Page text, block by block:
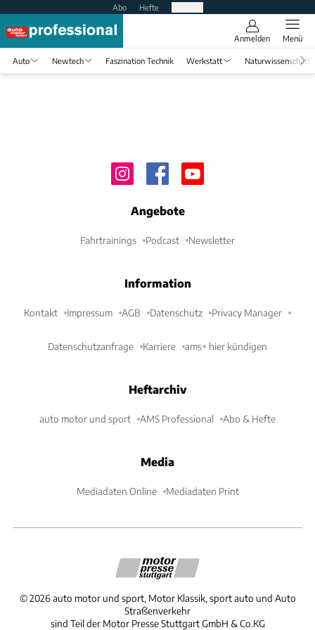
Abo Hefte
Anmelden Menü
Auto Newtech Faszination Technik Werkstatt Naturwissenschaft
Angebote
Fahrtrainings Podcast Newsletter
Information
Kontakt Impressum AGB Datenschutz Privacy Manager
Datenschutzanfrage Karriere ams+ hier kündigen
Heftarchiv
auto motor und sport AMS Professional Abo & Hefte
Media
Mediadaten Online Mediadaten Print
©2026 auto motor und sport, Motor Klassik, sport auto und Auto
Straßenverkehr
sind Teil der Motor Presse Stuttgart GmbH & Co.KG